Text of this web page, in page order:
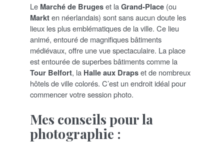
Le Marché de Brugeset laGrand-Place (ou
Markten néerlandais) sont sans aucun doute les
lieux les plus emblématiques de la ville. Ce lieu
animé, entouré de magnifiques bâtiments
médiévaux, offre une vue spectaculaire. La place
est entourée de superbes bâtiments comme la
Tour Belfort, la Halle aux Drapset de nombreux
hôtels de ville colorés. C’est un endroit idéal pour
commencer votre session photo.
Mes conseils pour la
photographie :